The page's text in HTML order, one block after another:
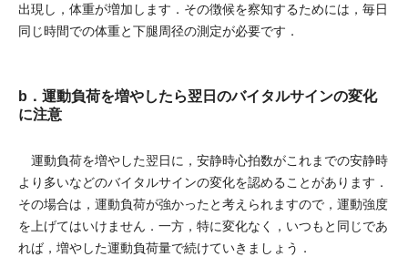
出現し，体重が増加します．その徴候を察知するためには，毎日
同じ時間での体重と下腿周径の測定が必要です．
b．運動負荷を増やしたら翌日のバイタルサインの変化
に注意
運動負荷を増やした翌日に，安静時心拍数がこれまでの安静時
より多いなどのバイタルサインの変化を認めることがあります．
その場合は，運動負荷が強かったと考えられますので，運動強度
を上げてはいけません．一方，特に変化なく，いつもと同じであ
れば，増やした運動負荷量で続けていきましょう．